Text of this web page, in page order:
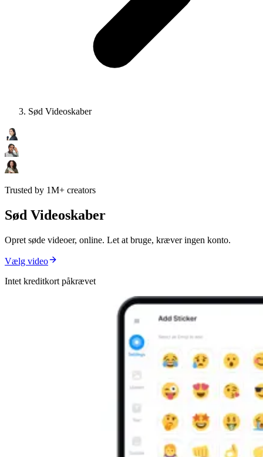
Sød Videoskaber
Trusted by 1M+ creators
Sød Videoskaber
Opret søde videoer, online. Let at bruge, kræver ingen konto.
Vælg video
Intet kreditkort påkrævet